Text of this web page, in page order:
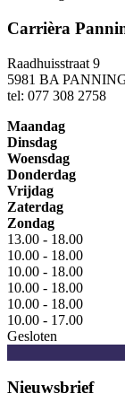
Carrièra
Raadhuisstraat 9
5981 BA
tel: 077 308 2758
Maandag
Dinsdag
Woensdag
Donderdag
Vrijdag
Zaterdag
Zondag
13.00 - 18.00
10.00 - 18.00
10.00 - 18.00
10.00 - 18.00
10.00 - 18.00
10.00 - 17.00
Gesloten
Nieuwsbrief